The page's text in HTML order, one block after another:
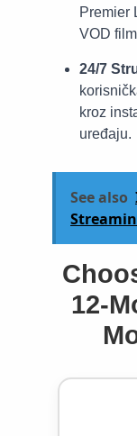
Premier
VOD
24/7
kroz
uređaju.
See also
12-